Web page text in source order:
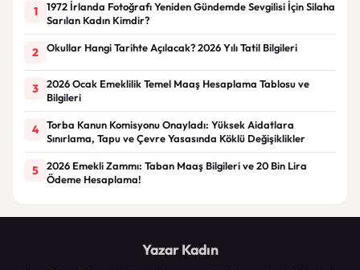
1
1972 İrlanda Fotoğrafı Yeniden Gündemde Sevgilisi İçin Silaha
Sarılan Kadın Kimdir?
2 Okullar Hangi Tarihte Açılacak? 2026 Yılı Tatil Bilgileri
3
2026 Ocak Emeklilik Temel Maaş Hesaplama Tablosu ve
Bilgileri
4
Torba Kanun Komisyonu Onayladı: Yüksek Aidatlara
Sınırlama, Tapu ve Çevre Yasasında Köklü Değişiklikler
5
2026 Emekli Zammı: Taban Maaş Bilgileri ve 20 Bin Lira
Ödeme Hesaplama!
Yazar Kadın